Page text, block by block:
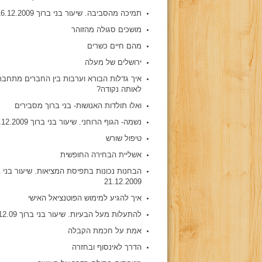
תמיכה מהסביבה. שיעור בני ברוך 16.12.2009
מושכים סגולה מהזוהר
מהם חיים כשרים
ירושלים של מעלה
איך גדלות הבורא וערבות בין החברים
לאותה נקודה?
ואלו תולדות האנושות- בני ברוך מסבירים
נשמה- הגוף הרוחני. שיעור בני ברוך 24.12.2009
טיפול שורש
אשליית הבחירה החופשית
הבחנות נכונות בתפיסת המציאות. שיעור בני
21.12.2009
איך להגיע למימוש הפוטנציאל האישי
להתעלות מעל הבעיות. שיעור בני ברוך 31.12.09
אמת על חכמת הקבלה
הדרך לאינסוף ובחזרה